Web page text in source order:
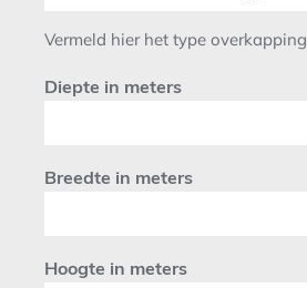
Vermeld hier het type overkapping
Diepte in meters
Breedte in meters
Hoogte in meters